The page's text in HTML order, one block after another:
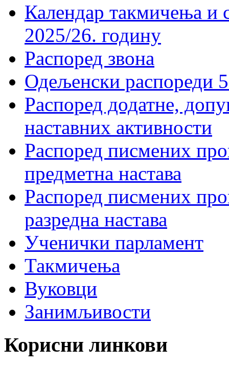
Календар такмичења
2025/26. годину
Распоред звона
Одељенски распореди
Распоред додатне,
наставних активности
Распоред писмених
предметна настава
Распоред писмених
разредна настава
Ученички парламент
Такмичења
Вуковци
Занимљивости
Корисни линкови